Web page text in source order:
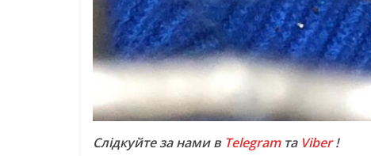
Слідкуйте за нами в Telegramта Viber!